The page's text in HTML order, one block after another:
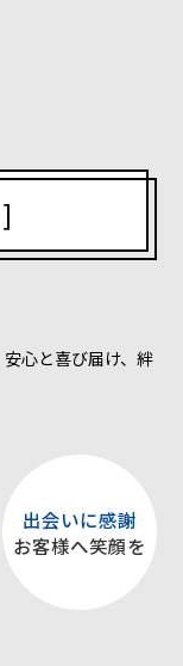
心と喜び届け、絆
出会いに感謝
お客様へ笑顔を